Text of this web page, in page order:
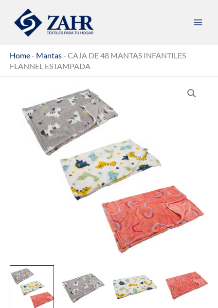
contenido
Home- Mantas- CAJA DE 48 MANTAS INFANTILES
FLANNEL ESTAMPADA